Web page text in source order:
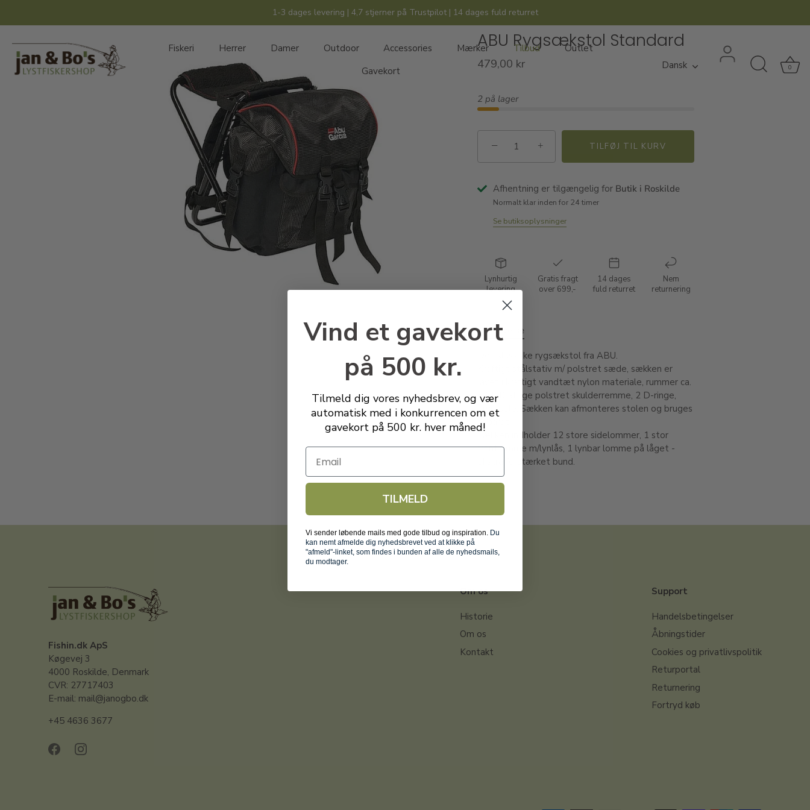
1-3 dages levering | 4,7 stjerner på Trustpilot | 14 dages fuld returret
Fiskeri Herrer Damer Outdoor Accessories Mærker Tilbud
Outlet
Gavekort
Sprog
Dansk 0
ABU Rygsækstol Standard
479,00 kr
2 på lager
− + TILFØJ TIL KURV
Afhentning er tilgængelig for Butik i Roskilde
Normalt klar inden for 24 timer
Se butiksoplysninger
Lynhurtig
levering
Gratis fragt
over 699,-
14 dages
fuld returret
Nem
returnering
Beskrivelse
Den klassiske rygsækstol fra ABU.
Kraftigt stålstativ m/ polstret sæde, sækken er
lavet i kraftigt vandtæt nylon materiale, rummer ca.
30lt. Kraftige polstret skulderremme, 2 D-ringe,
brystsele. Sækken kan afmonteres stolen og bruges
separat.
Sækken indholder 12 store sidelommer, 1 stor
frontlomme m/lynlås, 1 lynbar lomme på låget -
ekstra forstærket bund.
Fishin.dk ApS
Køgevej 3
4000 Roskilde, Denmark
CVR: 27717403
E-mail: mail@janogbo.dk
+45 4636 3677
Om os
Historie
Om os
Kontakt
Support
Handelsbetingelser
Åbningstider
Cookies og privatlivspolitik
Returportal
Returnering
Fortryd køb
Vind et gavekort
på 500 kr.
Tilmeld dig vores nyhedsbrev, og vær
automatisk med i konkurrencen om et
gavekort på 500 kr. hver måned!
Email
TILMELD
Vi sender løbende mails med gode tilbud og inspiration. Du
kan nemt afmelde dig nyhedsbrevet ved at klikke på
"afmeld"-linket, som findes i bunden af alle de nyhedsmails,
du modtager.